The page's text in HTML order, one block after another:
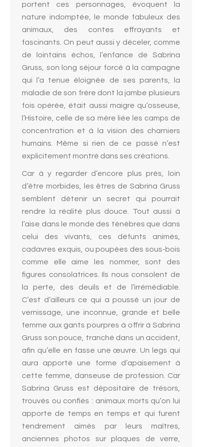
portent ces personnages, évoquent la
nature indomptée, le monde fabuleux des
animaux, des contes effrayants et
fascinants. On peut aussi y déceler, comme
de lointains échos, l’enfance de Sabrina
Gruss, son long séjour forcé à la campagne
qui l’a tenue éloignée de ses parents, la
maladie de son frère dont la jambe plusieurs
fois opérée, était aussi maigre qu’osseuse,
l’Histoire, celle de sa mère liée les camps de
concentration et à la vision des charniers
humains. Même si rien de ce passé n’est
explicitement montré dans ses créations.
Car à y regarder d’encore plus près, loin
d’être morbides, les êtres de Sabrina Gruss
semblent détenir un secret qui pourrait
rendre la réalité plus douce. Tout aussi à
l’aise dans le monde des ténèbres que dans
celui des vivants, ces défunts animés,
cadavres exquis, ou poupées des sous-bois
comme elle aime les nommer, sont des
figures consolatrices. Ils nous consolent de
la perte, des deuils et de l’irrémédiable.
C’est d’ailleurs ce qui a poussé un jour de
vernissage, une inconnue, grande et belle
femme aux gants pourpres à offrir à Sabrina
Gruss son pouce, tranché dans un accident,
afin qu’elle en fasse une œuvre. Un legs qui
aura apporté une forme d’apaisement à
cette femme, danseuse de profession. Car
Sabrina Gruss est dépositaire de trésors,
trouvés ou confiés : animaux morts qu’on lui
apporte de temps en temps et qui furent
tendrement aimés par leurs maîtres,
anciennes photos sur plaques de verre,